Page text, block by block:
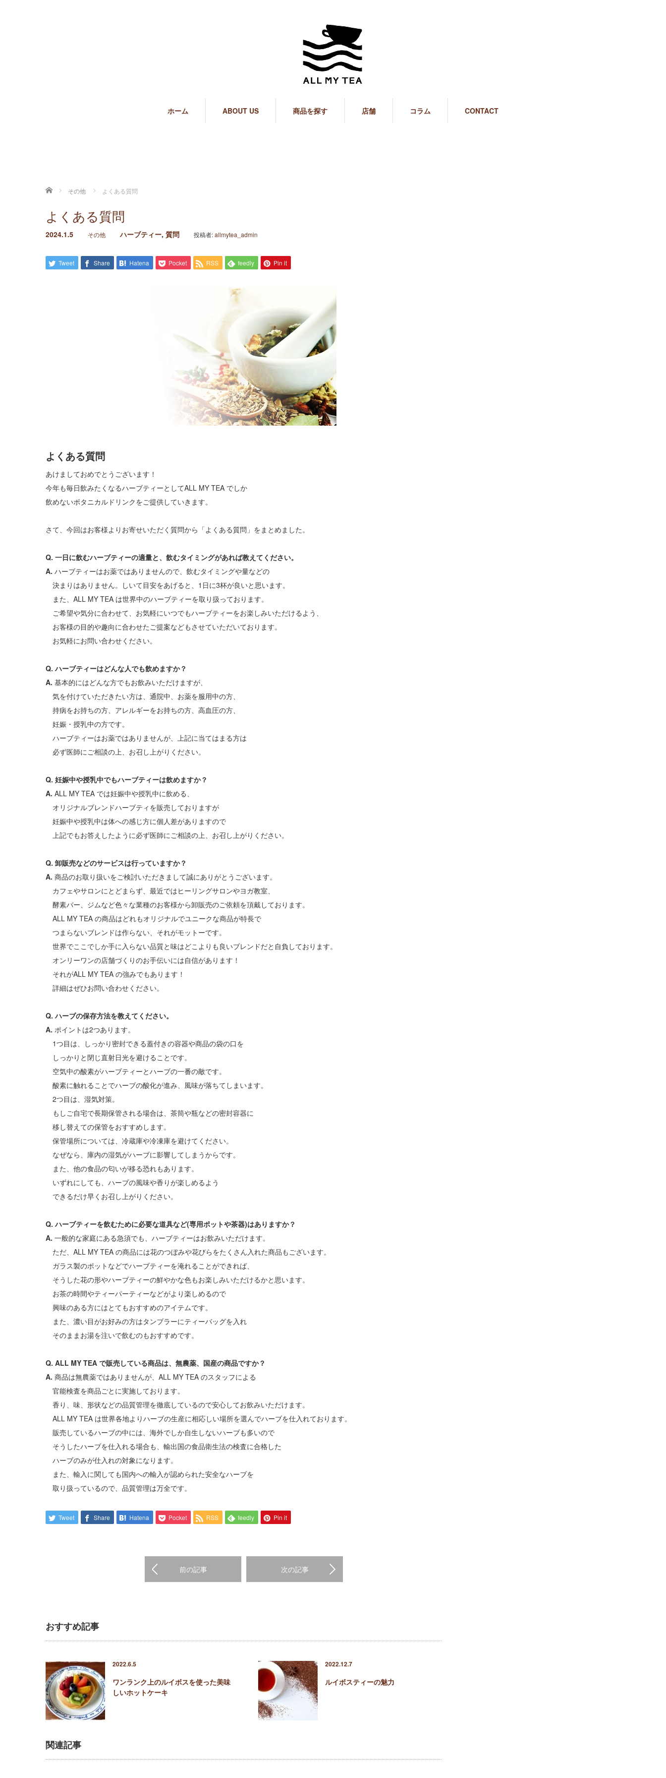
ホーム ABOUT US 商品を探す 店舗 コラム CONTACT
ホーム その他 よくある質問
よくある質問
2024.1.5 その他 ハーブティー, 質問 投稿者:allmytea_admin
Tweet Share Hatena Pocket RSS feedly Pin it
よくある質問
あけましておめでとうございます！
今年も毎日飲みたくなるハーブティーとしてALL MY TEA でしか
飲めないボタニカルドリンクをご提供していきます。
さて、今回はお客様よりお寄せいただく質問から「よくある質問」をまとめました。
Q. 一日に飲むハーブティーの適量と、飲むタイミングがあれば教えてください。
A. ハーブティーはお薬ではありませんので、飲むタイミングや量などの
決まりはありません。しいて目安をあげると、1日に3杯が良いと思います。
また、ALL MY TEA は世界中のハーブティーを取り扱っております。
ご希望や気分に合わせて、お気軽にいつでもハーブティーをお楽しみいただけるよう、
お客様の目的や趣向に合わせたご提案などもさせていただいております。
お気軽にお問い合わせください。
Q. ハーブティーはどんな人でも飲めますか？
A. 基本的にはどんな方でもお飲みいただけますが、
気を付けていただきたい方は、通院中、お薬を服用中の方、
持病をお持ちの方、アレルギーをお持ちの方、高血圧の方、
妊娠・授乳中の方です。
ハーブティーはお薬ではありませんが、上記に当てはまる方は
必ず医師にご相談の上、お召し上がりください。
Q. 妊娠中や授乳中でもハーブティーは飲めますか？
A. ALL MY TEA では妊娠中や授乳中に飲める、
オリジナルブレンドハーブティを販売しておりますが
妊娠中や授乳中は体への感じ方に個人差がありますので
上記でもお答えしたように必ず医師にご相談の上、お召し上がりください。
Q. 卸販売などのサービスは行っていますか？
A. 商品のお取り扱いをご検討いただきまして誠にありがとうございます。
カフェやサロンにとどまらず、最近ではヒーリングサロンやヨガ教室、
酵素バー、ジムなど色々な業種のお客様から卸販売のご依頼を頂戴しております。
ALL MY TEA の商品はどれもオリジナルでユニークな商品が特長で
つまらないブレンドは作らない、それがモットーです。
世界でここでしか手に入らない品質と味はどこよりも良いブレンドだと自負しております。
オンリーワンの店舗づくりのお手伝いには自信があります！
それがALL MY TEA の強みでもあります！
詳細はぜひお問い合わせください。
Q. ハーブの保存方法を教えてください。
A. ポイントは2つあります。
1つ目は、しっかり密封できる蓋付きの容器や商品の袋の口を
しっかりと閉じ直射日光を避けることです。
空気中の酸素がハーブティーとハーブの一番の敵です。
酸素に触れることでハーブの酸化が進み、風味が落ちてしまいます。
2つ目は、湿気対策。
もしご自宅で長期保管される場合は、茶筒や瓶などの密封容器に
移し替えての保管をおすすめします。
保管場所については、冷蔵庫や冷凍庫を避けてください。
なぜなら、庫内の湿気がハーブに影響してしまうからです。
また、他の食品の匂いが移る恐れもあります。
いずれにしても、ハーブの風味や香りが楽しめるよう
できるだけ早くお召し上がりください。
Q. ハーブティーを飲むために必要な道具など(専用ポットや茶器)はありますか？
A. 一般的な家庭にある急須でも、ハーブティーはお飲みいただけます。
ただ、ALL MY TEA の商品には花のつぼみや花びらをたくさん入れた商品もございます。
ガラス製のポットなどでハーブティーを淹れることができれば、
そうした花の形やハーブティーの鮮やかな色もお楽しみいただけるかと思います。
お茶の時間やティーパーティーなどがより楽しめるので
興味のある方にはとてもおすすめのアイテムです。
また、濃い目がお好みの方はタンブラーにティーバッグを入れ
そのままお湯を注いで飲むのもおすすめです。
Q. ALL MY TEA で販売している商品は、無農薬、国産の商品ですか？
A. 商品は無農薬ではありませんが、ALL MY TEA のスタッフによる
官能検査を商品ごとに実施しております。
香り、味、形状などの品質管理を徹底しているので安心してお飲みいただけます。
ALL MY TEA は世界各地よりハーブの生産に相応しい場所を選んでハーブを仕入れております。
販売しているハーブの中には、海外でしか自生しないハーブも多いので
そうしたハーブを仕入れる場合も、輸出国の食品衛生法の検査に合格した
ハーブのみが仕入れの対象になります。
また、輸入に関しても国内への輸入が認められた安全なハーブを
取り扱っているので、品質管理は万全です。
Tweet Share Hatena Pocket RSS feedly Pin it
前の記事 次の記事
おすすめ記事
2022.6.5
ワンランク上のルイボスを使った美味
しいホットケーキ
2022.12.7
ルイボスティーの魅力
関連記事